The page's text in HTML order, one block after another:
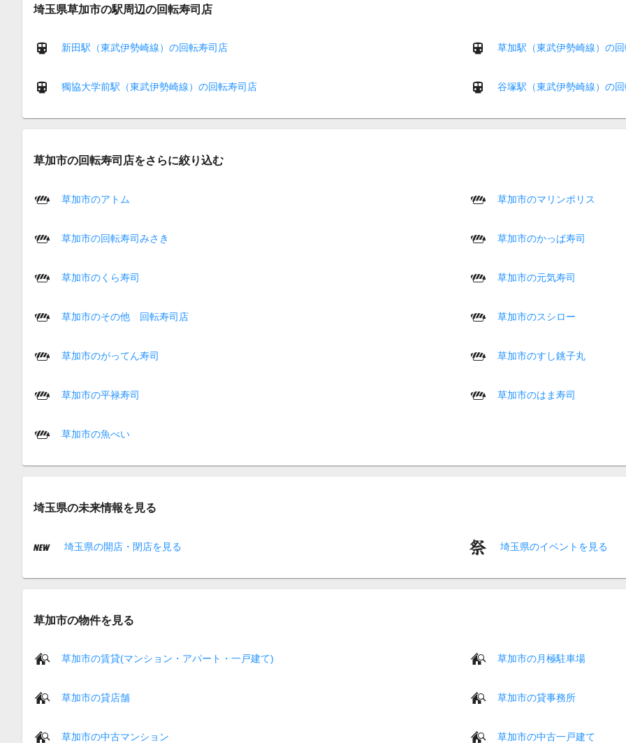
埼玉県草加市の駅周辺の回転寿司店
新田駅（東武伊勢崎線）の回転寿司店 草加駅（東武伊勢崎線）の
獨協大学前駅（東武伊勢崎線）の回転寿司店 谷塚駅（東武伊勢崎線）の
草加市の回転寿司店をさらに絞り込む
草加市のアトム 草加市のマリンポリス
草加市の回転寿司みさき 草加市のかっぱ寿司
草加市のくら寿司 草加市の元気寿司
草加市のその他 回転寿司店 草加市のスシロー
草加市のがってん寿司 草加市のすし銚子丸
草加市の平禄寿司 草加市のはま寿司
草加市の魚べい
埼玉県の未来情報を見る
埼玉県の開店・閉店を見る 埼玉県のイベントを見る
草加市の物件を見る
草加市の賃貸(マンション・アパート・一戸建て) 草加市の月極駐車場
草加市の貸店舗 草加市の貸事務所
草加市の中古マンション 草加市の中古一戸建て